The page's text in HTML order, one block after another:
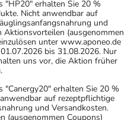
"HP20" erhalten Sie 20 %
Nicht anwendbar auf
und
Aktionsvorteilen (ausgenommen
unter www.aponeo.de
bis 31.08.2026. Nur
uns vor, die Aktion früher
"Canergy20" erhalten Sie 20 %
auf rezeptpflichtige
und Versandkosten.
(ausgenommen Coupons)